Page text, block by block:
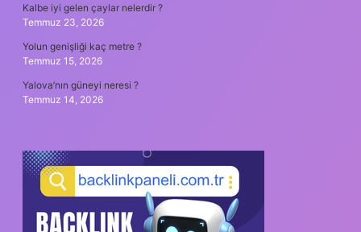
Kalbe iyi gelen çaylar nelerdir ?
Temmuz 23, 2026
Yolun genişliği kaç metre ?
Temmuz 15, 2026
Yalova’nın güneyi neresi ?
Temmuz 14, 2026